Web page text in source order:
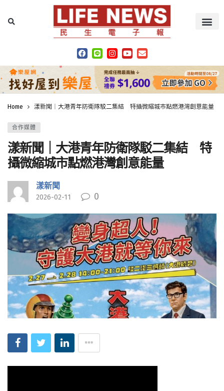
Home 漾新聞｜大港青年防衛隊駁二集結 特攝微縮城市點燃港灣創意能量
合作媒體
漾新聞｜大港青年防衛隊駁二集結 特
攝微縮城市點燃港灣創意能量
漾新聞
2026-02-11 0